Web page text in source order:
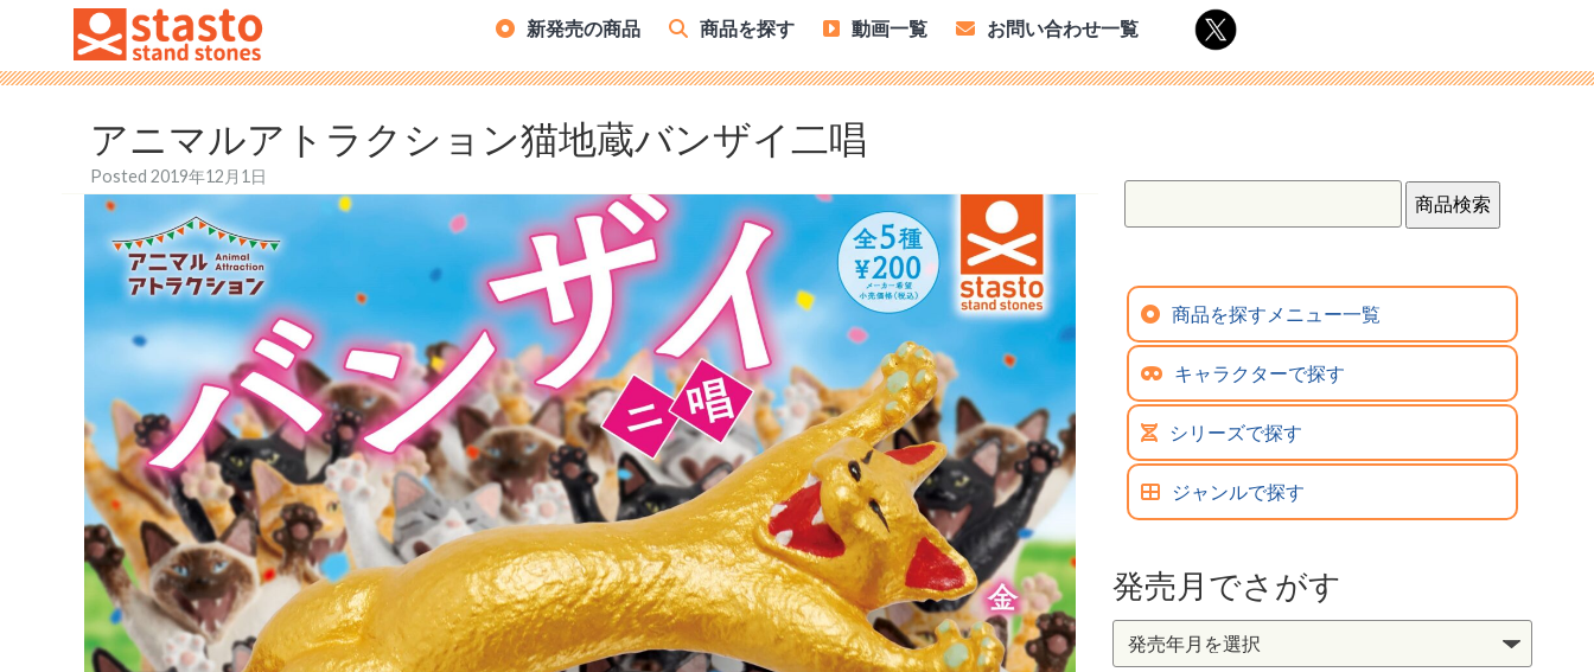
新発売の商品 商品を探す 動画一覧 お問い合わせ一覧
アニマルアトラクション猫地蔵バンザイ二唱
Posted 2019年12月1日
商品を探すメニュー一覧
キャラクターで探す
シリーズで探す
ジャンルで探す
発売月でさがす